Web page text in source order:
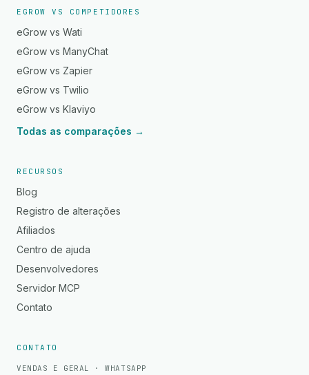
EGROW VS COMPETIDORES
eGrow vs Wati
eGrow vs ManyChat
eGrow vs Zapier
eGrow vs Twilio
eGrow vs Klaviyo
Todas as comparações →
RECURSOS
Blog
Registro de alterações
Afiliados
Centro de ajuda
Desenvolvedores
Servidor MCP
Contato
CONTATO
VENDAS E GERAL · WHATSAPP